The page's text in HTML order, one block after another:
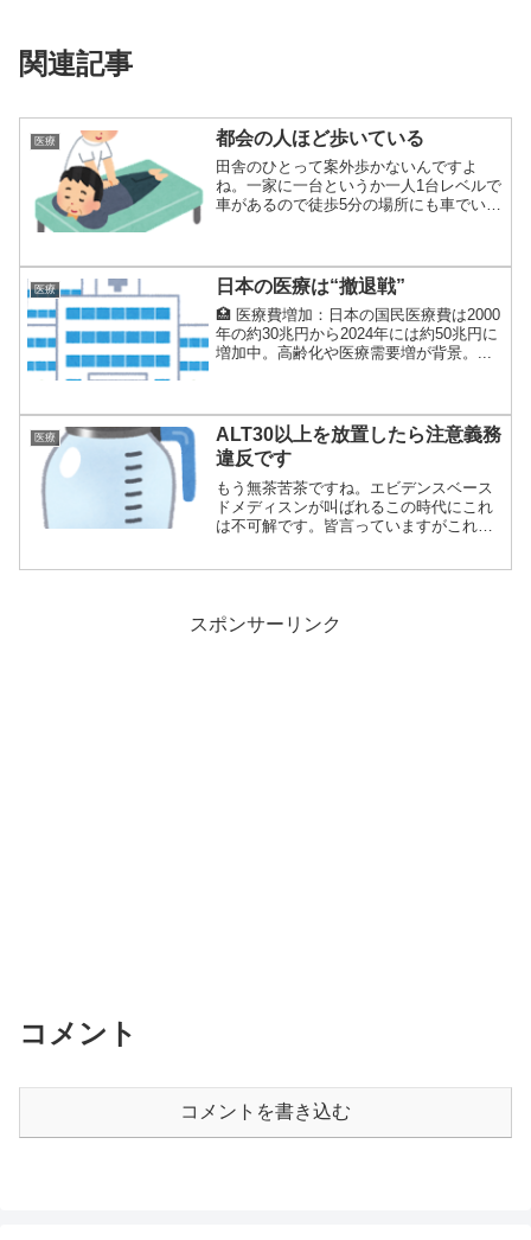
関連記事
医療 都会の人ほど歩いている
田舎のひとって案外歩かないんですよ
ね。一家に一台というか一人1台レベルで
車があるので徒歩5分の場所にも車でいく
医療 日本の医療は“撤退戦”
🏥 医療費増加：日本の国民医療費は2000
年の約30兆円から2024年には約50兆円に
増加中。高齢化や医療需要増が背景。...
医療
ALT30以上を放置したら注意義務
違反です
もう無茶苦茶ですね。エビデンスベース
ドメディスンが叫ばれるこの時代にこれ
は不可解です。皆言っていますがこれで
スポンサーリンク
コメント
コメントを書き込む